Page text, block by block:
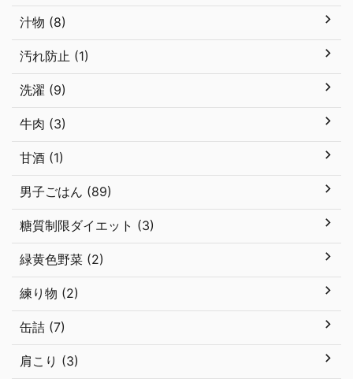
汁物 (8)
汚れ防止 (1)
洗濯 (9)
牛肉 (3)
甘酒 (1)
男子ごはん (89)
糖質制限ダイエット (3)
緑黄色野菜 (2)
練り物 (2)
缶詰 (7)
肩こり (3)